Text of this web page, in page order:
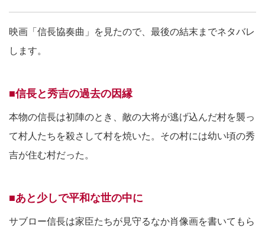
映画「信長協奏曲」を見たので、最後の結末までネタバレ
します。
■信長と秀吉の過去の因縁
本物の信長は初陣のとき、敵の大将が逃げ込んだ村を襲っ
て村人たちを殺さして村を焼いた。その村には幼い頃の秀
吉が住む村だった。
■あと少しで平和な世の中に
サブロー信長は家臣たちが見守るなか肖像画を書いてもら